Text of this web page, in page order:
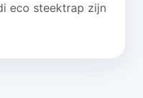
eco steektrap zijn